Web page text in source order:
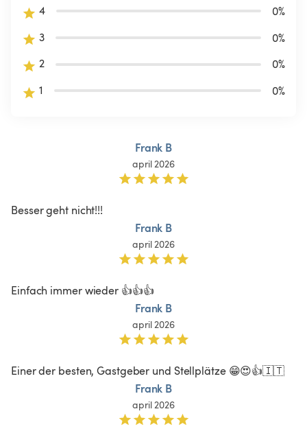
4
0%
3
0%
2
0%
1
0%
Frank B
april 2026
Besser geht nicht!!!
Frank B
april 2026
Einfach immer wieder 👍👍👍
Frank B
april 2026
Einer der besten, Gastgeber und Stellplätze 😁😍👍🇮🇹
Frank B
april 2026